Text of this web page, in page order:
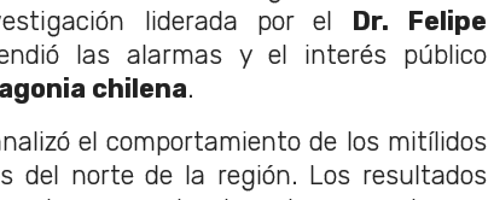
liderada por el Dr. Felipe
las alarmas y el interés público
chilena.
el comportamiento de los mitílidos
del norte de la región. Los resultados